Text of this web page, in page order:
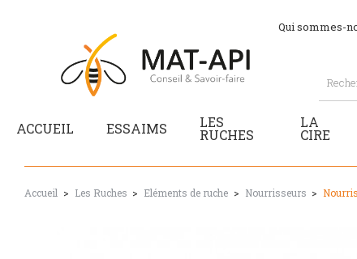
Qui sommes-
ACCUEIL ESSAIMS LES
RUCHES
LA
CIRE
Accueil Les Ruches Eléments de ruche Nourrisseurs